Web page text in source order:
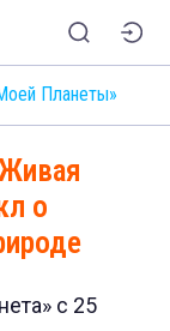
Планеты»
о
с 25